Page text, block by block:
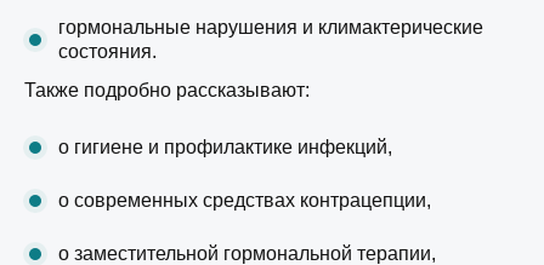
гормональные нарушения и климактерические
состояния.
Также подробно рассказывают:
о гигиене и профилактике инфекций,
о современных средствах контрацепции,
о заместительной гормональной терапии,